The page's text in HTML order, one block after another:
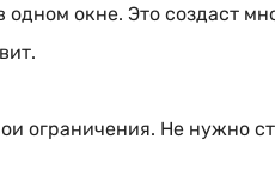
одном окне. Это создаст
ограничения. Не нужно